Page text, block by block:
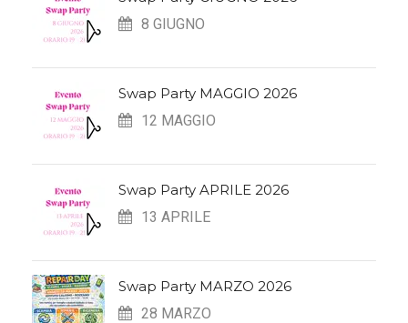
8 GIUGNO
Swap Party MAGGIO 2026
12 MAGGIO
Swap Party APRILE 2026
13 APRILE
Swap Party MARZO 2026
28 MARZO